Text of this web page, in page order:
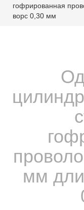
гофрированная
ворс 0,30 мм
мм